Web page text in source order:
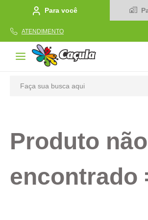
Para você
ATENDIMENTO
Produto não
encontrado
2º linha
4º tecido